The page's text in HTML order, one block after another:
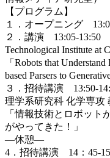
【 プログラム 】
１．オープニング
２．講演 13:05-13:50
Technological Institute at
「 Robots that
based Parsers to
３．招待講演 13:50-
理学系研究科 化学専攻
「情報技術とロボット
がやってきた！
」
―休憩―
4．招待講演 14：45-